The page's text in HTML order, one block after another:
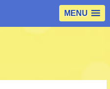
MENU